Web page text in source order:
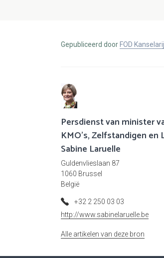
Gepubliceerd door FOD
Persdienst van minister
KMO's, Zelfstandigen en
Sabine Laruelle
Guldenvlieslaan 87
1060 Brussel
België
+32 2 250 03 03
http://www.sabinelaruelle.be
Alle artikelen van deze bron